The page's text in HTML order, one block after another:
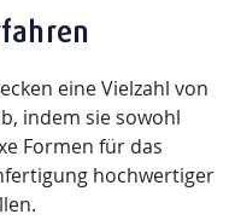
eine Vielzahl von
indem sie sowohl
Formen für das
hochwertiger